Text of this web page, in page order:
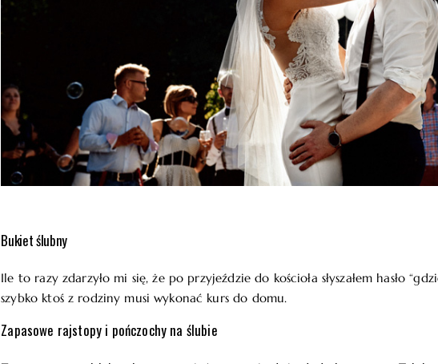
Bukiet ślubny
Ile to razy zdarzyło mi się, że po przyjeździe do kościoła słyszałem hasło
szybko ktoś z rodziny musi wykonać kurs do domu.
Zapasowe rajstopy i pończochy na ślubie